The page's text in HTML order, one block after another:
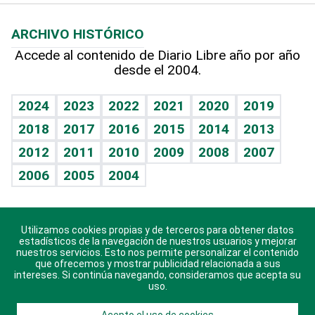
Hablando con el pediatra
Vida y familia
Eñe
Celebrando la vida
Sin complejos
En pocas palabras
Escuchando al corazón
Economía Personal
TBT Deportivo
Más firmas
Hecho en casa
Guía del dinero
Cumpleaños
Horóscopos
Crucigramas
ARCHIVO HISTÓRICO
Accede al contenido de Diario Libre año por año
desde el 2004.
2024 2023 2022 2021 2020
2019
2018
2017 2016 2015 2014
2013
2012
2011 2010 2009 2008
2007
2006
2005 2004
Descarga nuestras aplicaciones para Android, iOS y
sistema Huawei.
Utilizamos cookies propias y de terceros para obtener datos
estadísticos de la navegación de nuestros usuarios y mejorar
nuestros servicios. Esto nos permite personalizar el contenido
que ofrecemos y mostrar publicidad relacionada a sus
intereses. Si continúa navegando, consideramos que acepta su
uso.